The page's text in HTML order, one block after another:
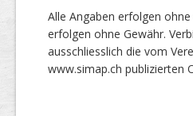
Alle Angaben erfolgen
erfolgen ohne Gewähr.
ausschliesslich die vom
www.simap.ch publizierten